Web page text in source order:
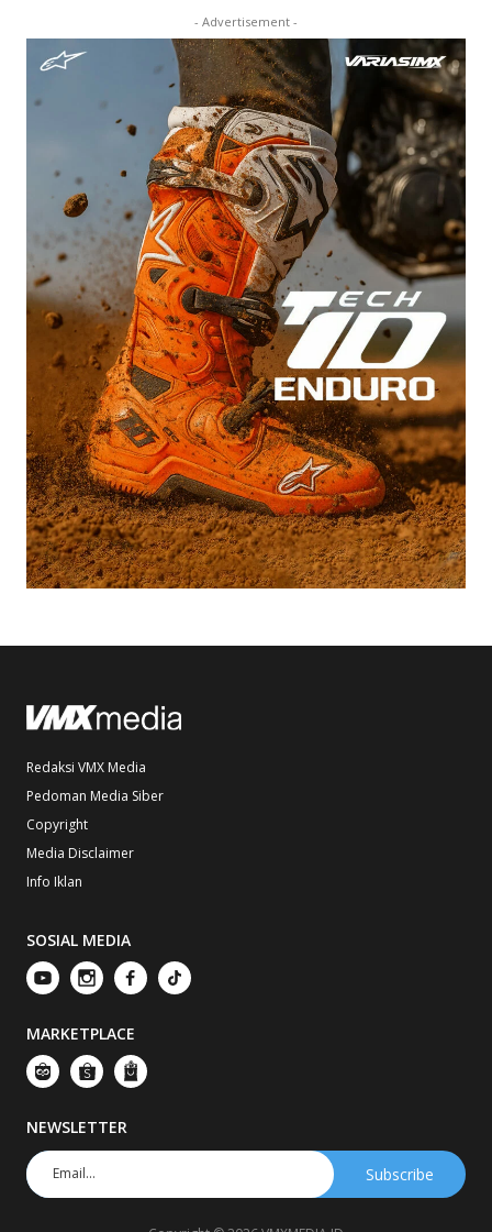
- Advertisement -
Redaksi VMX Media
Pedoman Media Siber
Copyright
Media Disclaimer
Info Iklan
SOSIAL MEDIA
MARKETPLACE
NEWSLETTER